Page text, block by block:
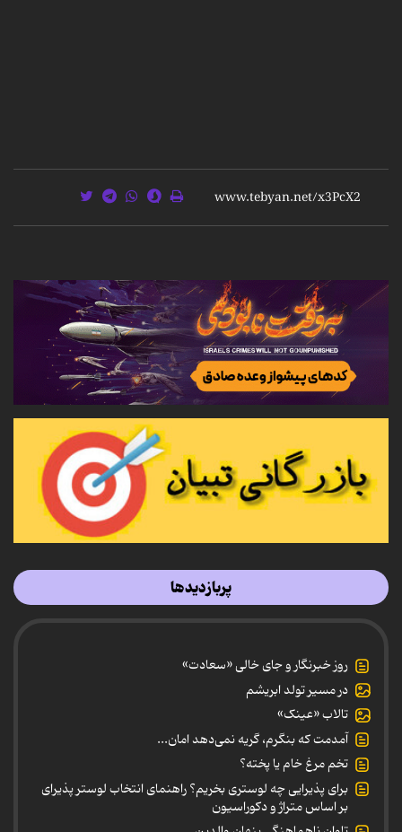
پربازدیدها
روز خبرنگار و جای خالی «سعادت»
در مسیر تولد ابریشم
تالاب «عینک»
آمدمت که بنگرم، گریه نمی‌دهد امان...
تخم مرغ خام یا پخته؟
برای پذیرایی چه لوستری بخریم؟ راهنمای انتخاب لوستر پذیرای
بر اساس متراژ و دکوراسیون